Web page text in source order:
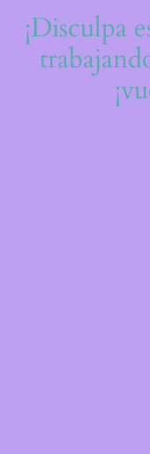
¡Disculpa